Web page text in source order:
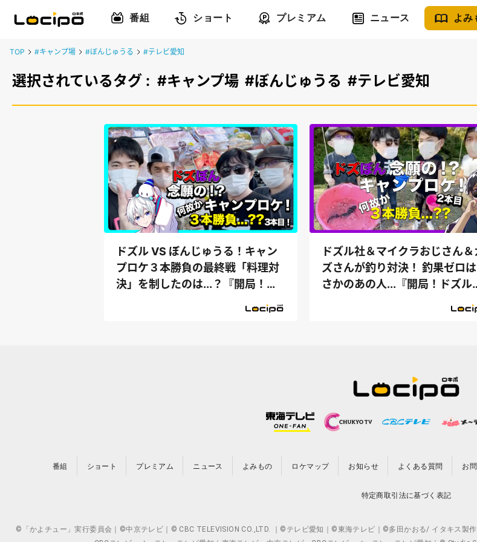
番組 ショート プレミアム ニュース よみ
TOP #キャンプ場 #ぼんじゅうる #テレビ愛知
選択されているタグ : #キャンプ場 #ぼんじゅうる #テレビ愛知
ドズル VS ぼんじゅうる！キャン
プロケ３本勝負の最終戦「料理対
決」を制したのは...？『開局！ド
ドズル社＆マイクラおじさん＆
ズさんが釣り対決！ 釣果ゼロ
さかのあの人...『開局！ドズル
番組 ショート プレミアム ニュース よみもの ロケマップ お知らせ よくある質問 お
特定商取引法に基づく表記
©「かよチュー」実行委員会｜©中京テレビ｜© CBC TELEVISION CO.,LTD. ｜©テレビ愛知｜©東海テレビ｜©多田かおる/ イタキス製